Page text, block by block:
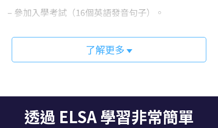
– 參加入學考試（16個英語發音句子）。
– 從 ELSA Speak 中發現有用的課程：發音單詞、短
了解更多
透過 ELSA 學習非常簡單